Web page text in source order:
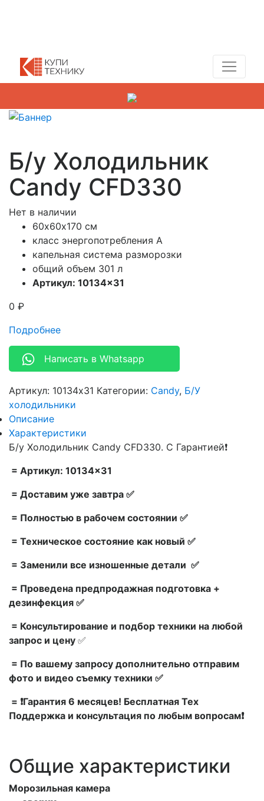
Б/у Холодильник
Candy CFD330
Нет в наличии
60х60х170 см
класс энергопотребления A
капельная система разморозки
общий объем 301 л
Артикул: 10134×31
0 ₽
Подробнее
Написать в Whatsapp
Артикул: 10134x31 Категории: Candy, Б/У
холодильники
Описание
Характеристики
Б/у Холодильник Candy CFD330. С Гарантией❗
= Артикул: 10134×31
= Доставим уже завтра ✅
= Полностью в рабочем состоянии ✅
= Техническое состояние как новый ✅
= Заменили все изношенные детали ✅
= Проведена предпродажная подготовка +
дезинфекция ✅
= Консультирование и подбор техники на любой
запрос и цену ✅
= По вашему запросу дополнительно отправим
фото и видео съемку техники ✅
= ❗Гарантия 6 месяцев! Бесплатная Тех
Поддержка и консультация по любым вопросам❗
Общие характеристики
Морозильная камера